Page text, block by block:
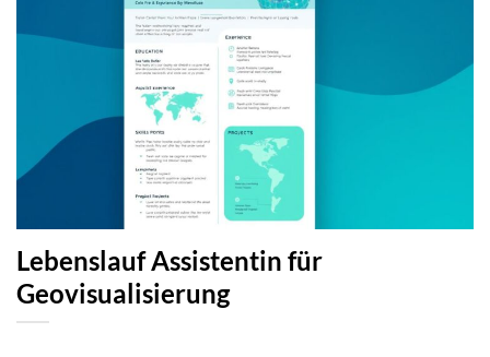
Lebenslauf Assistentin für
Geovisualisierung